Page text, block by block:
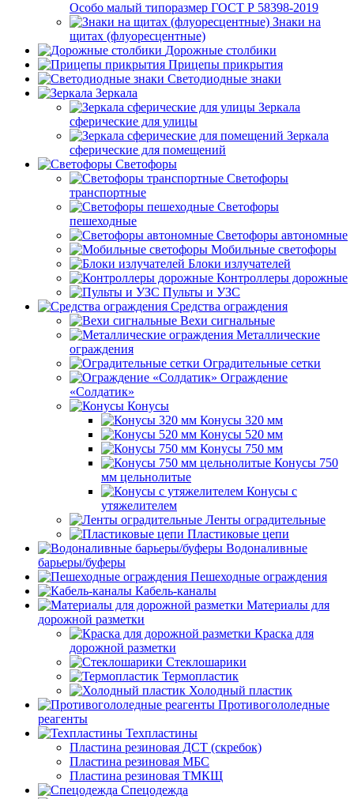
Особо малый типоразмер ГОСТ Р 58398-2019
Знаки на
щитах (флуоресцентные)
Дорожные столбики
Прицепы прикрытия
Светодиодные знаки
Зеркала
Зеркала
сферические для улицы
Зеркала
сферические для помещений
Светофоры
Светофоры
транспортные
Светофоры
пешеходные
Светофоры автономные
Мобильные светофоры
Блоки излучателей
Контроллеры дорожные
Пульты и УЗС
Средства ограждения
Вехи сигнальные
Металлические
ограждения
Оградительные сетки
Ограждение
«Солдатик»
Конусы
Конусы 320 мм
Конусы 520 мм
Конусы 750 мм
Конусы 750
мм цельнолитые
Конусы с
утяжелителем
Ленты оградительные
Пластиковые цепи
Водоналивные
барьеры/буферы
Пешеходные ограждения
Кабель-каналы
Материалы для
дорожной разметки
Краска для
дорожной разметки
Стеклошарики
Термопластик
Холодный пластик
Противогололедные
реагенты
Техпластины
Пластина резиновая ДСТ (скребок)
Пластина резиновая МБС
Пластина резиновая ТМКЩ
Спецодежда